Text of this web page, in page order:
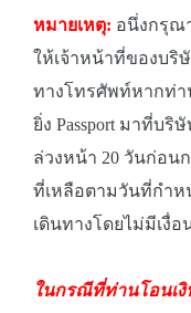
หมายเหตุ: อนึ่งกรุณ
ให้เจ้าหน้าที่ของบริ
ทางโทรศัพท์หากท่
ยิ่ง Passport มาที่บ
ล่วงหน้า 20 วันก่อน
ที่เหลือตามวันที่กำห
เดินทางโดยไม่มีเงื่อ
ในกรณีที่ท่านโอนเ